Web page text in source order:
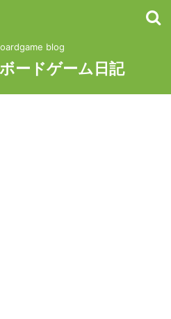
blog
ードゲーム日記